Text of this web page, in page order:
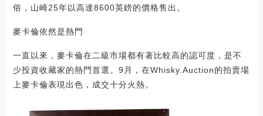
俗，山崎25年以高達8600英鎊的價格售出。
麥卡倫依然是熱門
一直以來，麥卡倫在二級市場都有著比較高的認可度，是不
少投資收藏家的熱門首選。9月，在Whisky.Auction的拍賣場
上麥卡倫表現出色，成交十分火熱。